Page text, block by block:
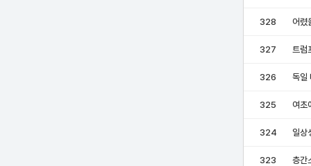
328 어렸
327 트럼
326 독일
325 여초
324 일상
323 층간